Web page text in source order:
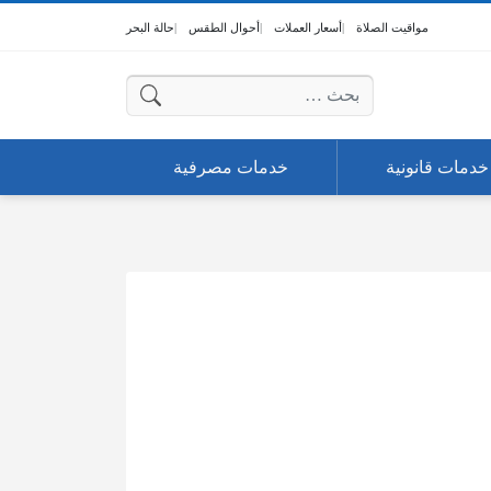
مواقيت الصلاة أسعار العملات أحوال الطقس حالة البحر
البحث عن:
خدمات قانونية خدمات مصرفية